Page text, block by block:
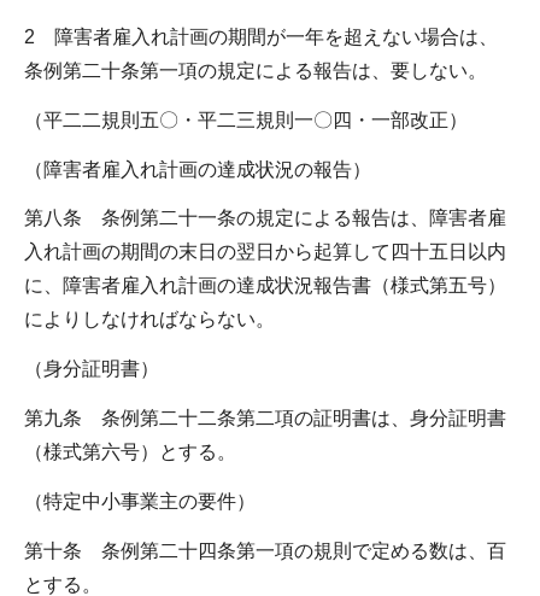
2 障害者雇入れ計画の期間が一年を超えない場合は、
条例第二十条第一項の規定による報告は、要しない。
（平二二規則五〇・平二三規則一〇四・一部改正）
（障害者雇入れ計画の達成状況の報告）
第八条 条例第二十一条の規定による報告は、障害者雇
入れ計画の期間の末日の翌日から起算して四十五日以内
に、障害者雇入れ計画の達成状況報告書（様式第五号）
によりしなければならない。
（身分証明書）
第九条 条例第二十二条第二項の証明書は、身分証明書
（様式第六号）とする。
（特定中小事業主の要件）
第十条 条例第二十四条第一項の規則で定める数は、百
とする。